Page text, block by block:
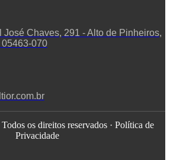
José Chaves, 291 - Alto de Pinheiros,
05463-070
os direitos reservados · Política de
Privacidade